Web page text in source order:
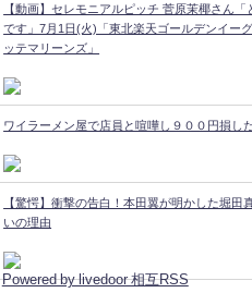
【動画】セレモニアルピッチ 菅原茉椰さん「
です」7月1日(火)「東北楽天ゴールデンイー
ッテマリーンズ」
ワイラーメン屋で店員と喧嘩し９００円損し
【驚愕】衝撃の告白！本田翼が明かした堀田
いの理由
Powered by livedoor 相互RSS